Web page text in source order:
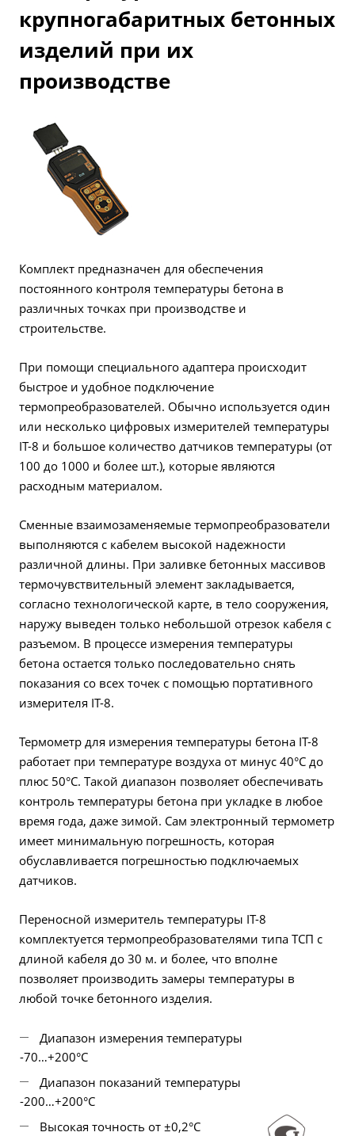
крупногабаритных бетонных
изделий при их
производстве
Комплект предназначен для обеспечения
постоянного контроля температуры бетона в
различных точках при производстве и
строительстве.
При помощи специального адаптера происходит
быстрое и удобное подключение
термопреобразователей. Обычно используется один
или несколько цифровых измерителей температуры
IT-8 и большое количество датчиков температуры (от
100 до 1000 и более шт.), которые являются
расходным материалом.
Сменные взаимозаменяемые термопреобразователи
выполняются с кабелем высокой надежности
различной длины. При заливке бетонных массивов
термочувствительный элемент закладывается,
согласно технологической карте, в тело сооружения,
наружу выведен только небольшой отрезок кабеля с
разъемом. В процессе измерения температуры
бетона остается только последовательно снять
показания со всех точек с помощью портативного
измерителя IT-8.
Термометр для измерения температуры бетона IT-8
работает при температуре воздуха от минус 40°C до
плюс 50°C. Такой диапазон позволяет обеспечивать
контроль температуры бетона при укладке в любое
время года, даже зимой. Сам электронный термометр
имеет минимальную погрешность, которая
обуславливается погрешностью подключаемых
датчиков.
Переносной измеритель температуры IT-8
комплектуется термопреобразователями типа ТСП с
длиной кабеля до 30 м. и более, что вполне
позволяет производить замеры температуры в
любой точке бетонного изделия.
Диапазон измерения температуры
-70…+200°C
Диапазон показаний температуры
-200…+200°C
Высокая точность от ±0,2°С